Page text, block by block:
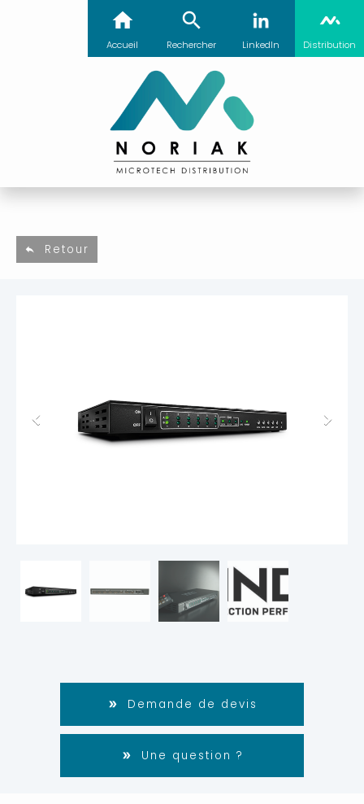
Accueil Rechercher LinkedIn Distribution
Retour
Demande de devis
Une question ?